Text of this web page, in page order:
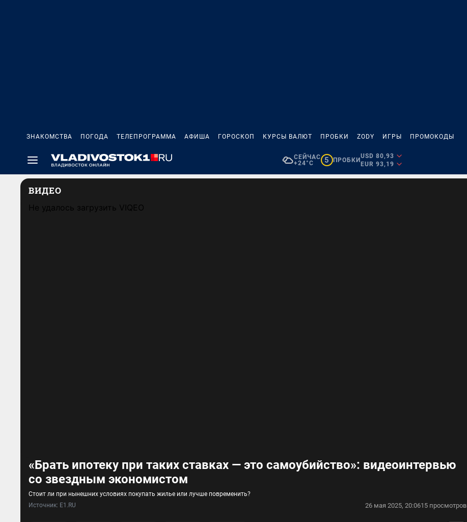
ЗНАКОМСТВА ПОГОДА ТЕЛЕПРОГРАММА АФИША ГОРОСКОП КУРСЫ ВАЛЮТ ПРОБКИ ZODY ИГРЫ ПРОМОКОДЫ
СЕЙЧАС
+24°C
5 ПРОБКИ
USD 80,93
EUR 93,19
ВИДЕО
Не удалось загрузить VIQEO
«Брать ипотеку при таких ставках — это самоубийство»: видеоинтервью
со звездным экономистом
Стоит ли при нынешних условиях покупать жилье или лучше повременить?
Источник: E1.RU 26 мая 2025, 20:0615 просмотров